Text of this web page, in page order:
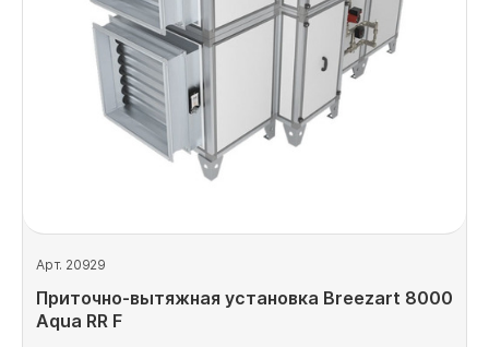
Арт. 20929
Приточно-вытяжная установка Breezart 8000
Aqua RR F